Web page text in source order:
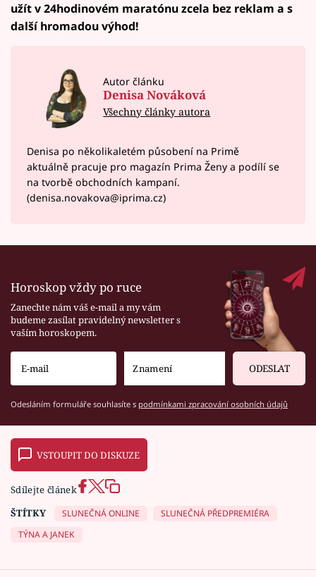
užít v 24hodinovém maratónu zcela bez reklam a s
další hromadou výhod!
Autor článku
Denisa Nováková
Všechny články autora
Denisa po několikaletém působení na Primě
aktuálně pracuje pro magazín Prima Ženy a podílí se
na tvorbě obchodních kampaní.
(denisa.novakova@iprima.cz)
Horoskop vždy po ruce
Zanechte nám váš e-mail a my vám
budeme zasílat pravidelný newsletter s
vaším horoskopem.
ODESLAT
Odesláním formuláře souhlasíte s podmínkami zpracování osobních údajů
VSTOUPIT DO DISKUZE
Sdílejte článek
ŠTÍTKY
SLUNEČNÁ ONLINE
SLUNEČNÁ PŘEDPREMIÉRA
TÝNA A JANEK